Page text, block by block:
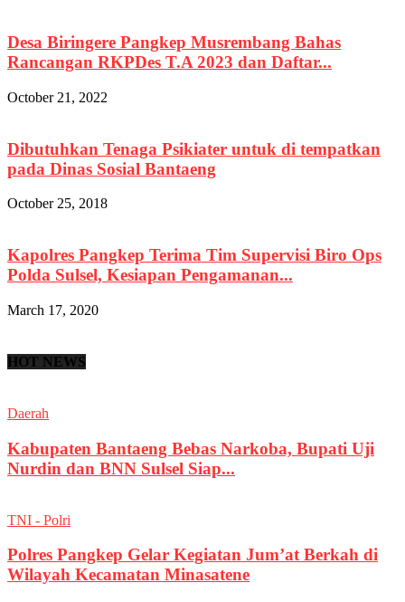
Desa Biringere Pangkep Musrembang Bahas
Rancangan RKPDes T.A 2023 dan Daftar...
October 21, 2022
Dibutuhkan Tenaga Psikiater untuk di tempatkan
pada Dinas Sosial Bantaeng
October 25, 2018
Kapolres Pangkep Terima Tim Supervisi Biro Ops
Polda Sulsel, Kesiapan Pengamanan...
March 17, 2020
HOT NEWS
Daerah
Kabupaten Bantaeng Bebas Narkoba, Bupati Uji
Nurdin dan BNN Sulsel Siap...
TNI - Polri
Polres Pangkep Gelar Kegiatan Jum’at Berkah di
Wilayah Kecamatan Minasatene